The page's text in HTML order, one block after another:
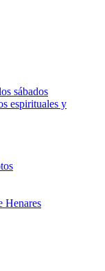
sábados
espirituales y
Henares